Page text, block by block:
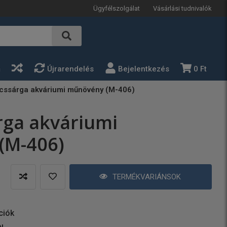
Ügyfélszolgálat Vásárlási tudnivalók
Újrarendelés Bejelentkezés 0 Ft
akváriumi műnövény (M-406)
akváriumi
406)
TERMÉKVARIÁNSOK